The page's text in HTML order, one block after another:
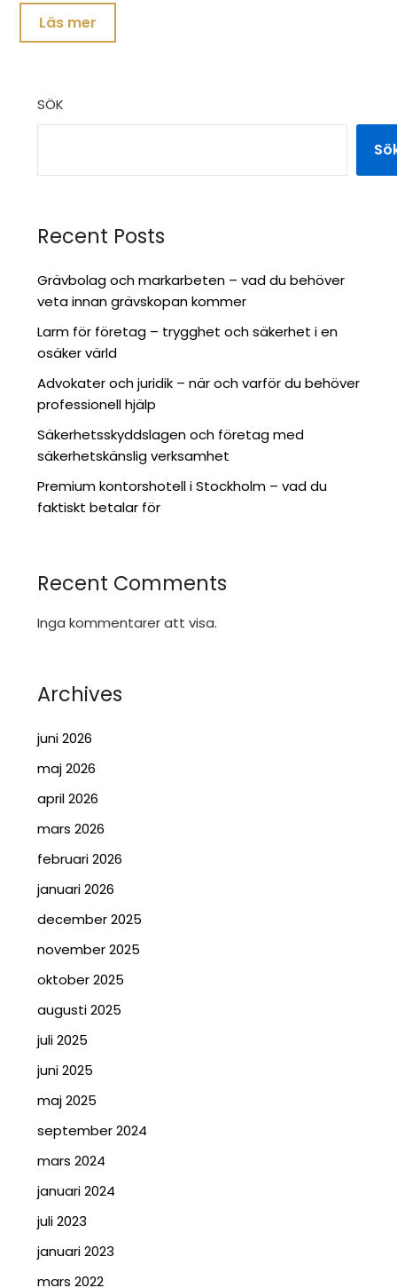
Läs mer
SÖK
Recent Posts
Grävbolag och markarbeten – vad du behöver
veta innan grävskopan kommer
Larm för företag – trygghet och säkerhet i en
osäker värld
Advokater och juridik – när och varför du behöver
professionell hjälp
Säkerhetsskyddslagen och företag med
säkerhetskänslig verksamhet
Premium kontorshotell i Stockholm – vad du
faktiskt betalar för
Recent Comments
Inga kommentarer att visa.
Archives
juni 2026
maj 2026
april 2026
mars 2026
februari 2026
januari 2026
december 2025
november 2025
oktober 2025
augusti 2025
juli 2025
juni 2025
maj 2025
september 2024
mars 2024
januari 2024
juli 2023
januari 2023
mars 2022